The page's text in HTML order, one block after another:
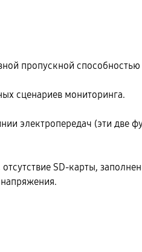
пропускной
сценариев мониторинга.
электропередач (эти две
SD-карты,